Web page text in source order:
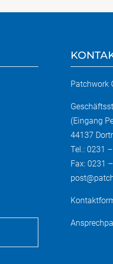
Patchwork
(Eingang
44137
Tel.: 0231
Fax: 0231